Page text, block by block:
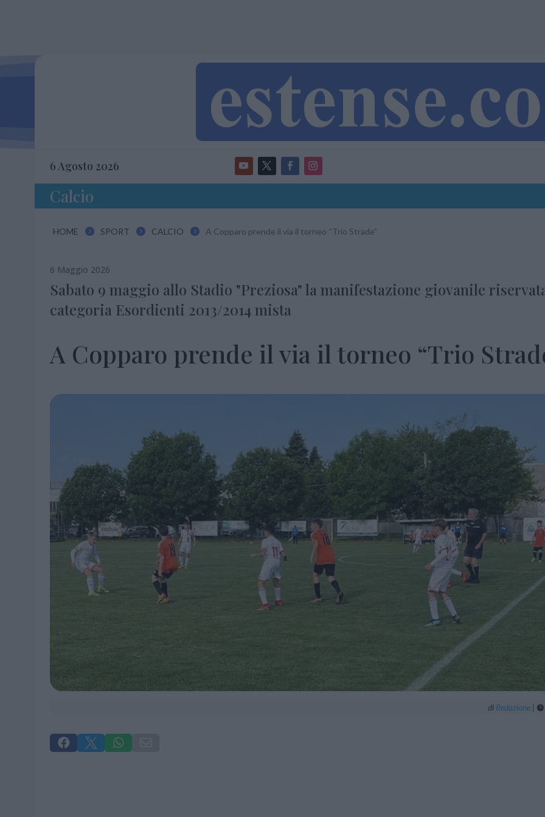
6 Agosto 2026
Calcio
HOME  SPORT  CALCIO  A Copparo prende il via il torneo “Trio Strade”
6 Maggio 2026
Sabato 9 maggio allo Stadio "Preziosa" la manifestazione giovanile
categoria Esordienti 2013/2014 mista
A Copparo prende il via il torneo “Trio
di Redazione| 
  